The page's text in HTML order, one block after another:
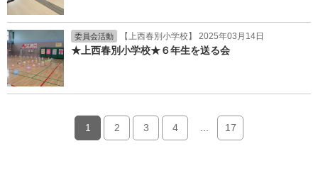
委員会活動 【上西春別小学校】 2025年03月14日
★上西春別小学校★６年生を送る会
1 2 3 4 17